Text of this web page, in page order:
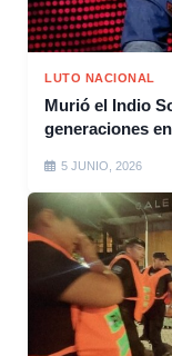
LUTO NACIONAL
Murió el Indio
generaciones
5 JUNIO, 2026